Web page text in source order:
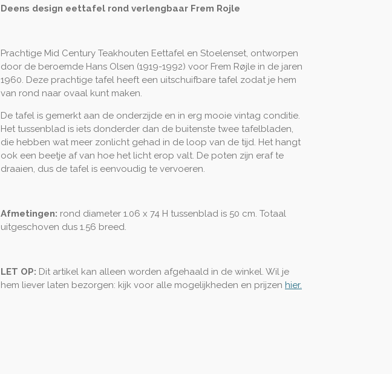
Deens design eettafel rond verlengbaar Frem Rojle
Prachtige Mid Century Teakhouten Eettafel en Stoelenset, ontworpen
door de beroemde Hans Olsen (1919-1992) voor Frem Røjle in de jaren
1960. Deze prachtige tafel heeft een uitschuifbare tafel zodat je hem
van rond naar ovaal kunt maken.
De tafel is gemerkt aan de onderzijde en in erg mooie vintag conditie.
Het tussenblad is iets donderder dan de buitenste twee tafelbladen,
die hebben wat meer zonlicht gehad in de loop van de tijd. Het hangt
ook een beetje af van hoe het licht erop valt. De poten zijn eraf te
draaien, dus de tafel is eenvoudig te vervoeren.
Afmetingen: rond diameter 1.06 x 74 H tussenblad is 50 cm. Totaal
uitgeschoven dus 1.56 breed.
LET OP: Dit artikel kan alleen worden afgehaald in de winkel. Wil je
hem liever laten bezorgen: kijk voor alle mogelijkheden en prijzen hier.